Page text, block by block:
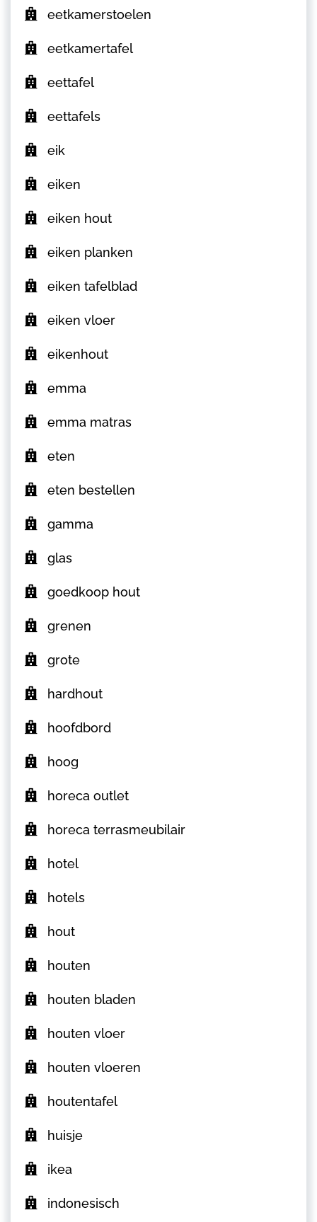
eetkamerstoelen
eetkamertafel
eettafel
eettafels
eik
eiken
eiken hout
eiken planken
eiken tafelblad
eiken vloer
eikenhout
emma
emma matras
eten
eten bestellen
gamma
glas
goedkoop hout
grenen
grote
hardhout
hoofdbord
hoog
horeca outlet
horeca terrasmeubilair
hotel
hotels
hout
houten
houten bladen
houten vloer
houten vloeren
houtentafel
huisje
ikea
indonesisch